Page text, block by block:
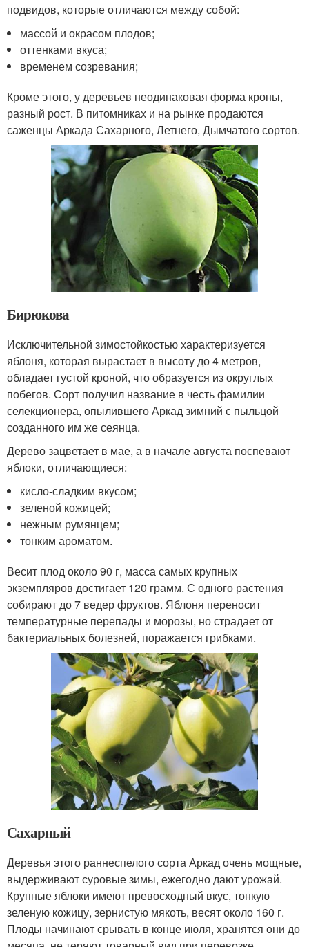
подвидов, которые отличаются между собой:
массой и окрасом плодов;
оттенками вкуса;
временем созревания;
Кроме этого, у деревьев неодинаковая форма кроны,
разный рост. В питомниках и на рынке продаются
саженцы Аркада Сахарного, Летнего, Дымчатого сортов.
Бирюкова
Исключительной зимостойкостью характеризуется
яблоня, которая вырастает в высоту до 4 метров,
обладает густой кроной, что образуется из округлых
побегов. Сорт получил название в честь фамилии
селекционера, опылившего Аркад зимний с пыльцой
созданного им же сеянца.
Дерево зацветает в мае, а в начале августа поспевают
яблоки, отличающиеся:
кисло-сладким вкусом;
зеленой кожицей;
нежным румянцем;
тонким ароматом.
Весит плод около 90 г, масса самых крупных
экземпляров достигает 120 грамм. С одного растения
собирают до 7 ведер фруктов. Яблоня переносит
температурные перепады и морозы, но страдает от
бактериальных болезней, поражается грибками.
Сахарный
Деревья этого раннеспелого сорта Аркад очень мощные,
выдерживают суровые зимы, ежегодно дают урожай.
Крупные яблоки имеют превосходный вкус, тонкую
зеленую кожицу, зернистую мякоть, весят около 160 г.
Плоды начинают срывать в конце июля, хранятся они до